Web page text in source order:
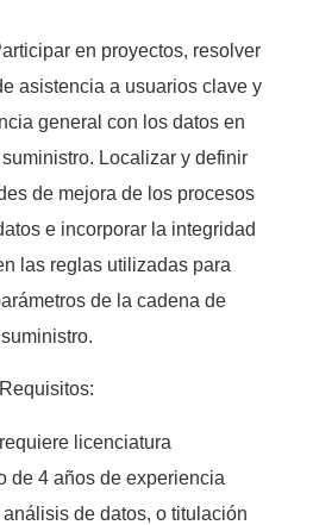
en proyectos, resolver
asistencia a usuarios clave y
general con los datos en
Localizar y definir
de mejora de los procesos
e incorporar la integridad
las reglas utilizadas para
de la cadena de
suministro.
Requisitos:
licenciatura
de 4 años de experiencia
de datos, o titulación